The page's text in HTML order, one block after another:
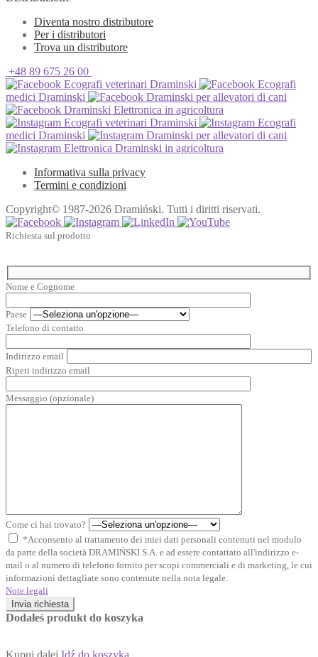
Diventa nostro distributore
Per i distributori
Trova un distributore
+48 89 675 26 00
Ecografi veterinari Draminski
Ecografi
medici Draminski
Draminski per allevatori di cani
Draminski Elettronica in agricoltura
Ecografi veterinari Draminski
Ecografi
medici Draminski
Draminski per allevatori di cani
Elettronica Draminski in agricoltura
Informativa sulla privacy
Termini e condizioni
Copyright© 1987-2026 Dramiński. Tutti i diritti riservati.
Richiesta sul prodotto
Nome e Cognome
Paese
Telefono di contatto
Indirizzo email
Ripeti indirizzo email
Messaggio (opzionale)
Come ci hai trovato?
*Acconsento al trattamento dei miei dati personali contenuti nel modulo
da parte della società DRAMIŃSKI S.A. e ad essere contattato all'indirizzo e-
mail o al numero di telefono fornito per scopi commerciali e di marketing, le cui
informazioni dettagliate sono contenute nella nota legale.
Note legali
Invia richiesta
Dodałeś produkt do koszyka
Kupuj dalej Idź do koszyka